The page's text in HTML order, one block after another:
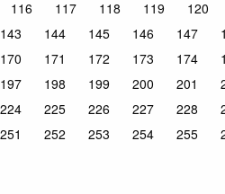
116 117 118 119 120
143 144 145 146 147
170 171 172 173 174
197 198 199 200 201
224 225 226 227 228
251 252 253 254 255